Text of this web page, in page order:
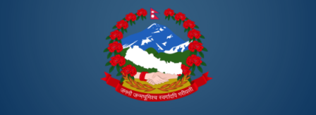
Skip to
main
content